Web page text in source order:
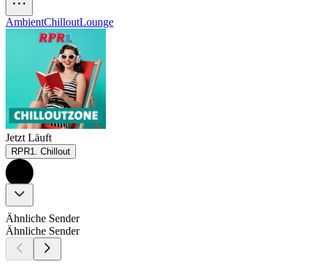
AmbientChilloutLounge
Jetzt Läuft
RPR1. Chillout
Ähnliche Sender
Ähnliche Sender